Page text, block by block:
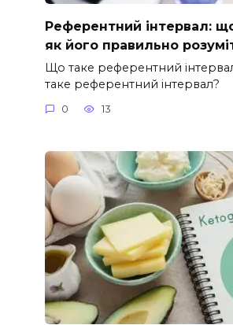
Референтний інтервал:
як його правильно
Що таке референтний
таке референтний інтервал?
0 13